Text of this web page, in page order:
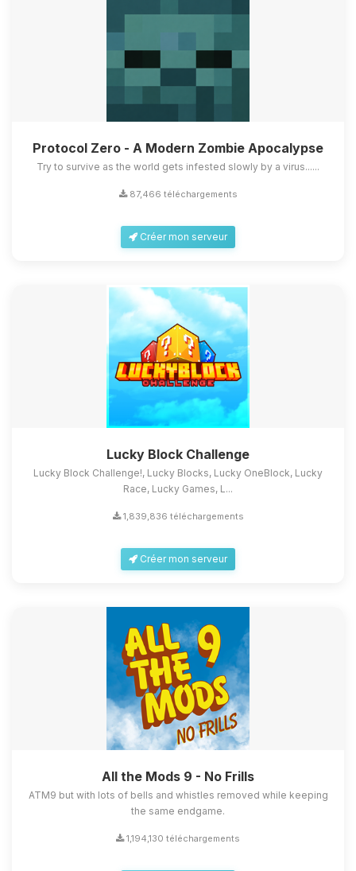
Protocol Zero - A Modern Zombie Apocalypse
Try to survive as the world gets infested slowly by a virus......
87,466 téléchargements
Créer mon serveur
Lucky Block Challenge
Lucky Block Challenge!, Lucky Blocks, Lucky OneBlock, Lucky
Race, Lucky Games, L...
1,839,836 téléchargements
Créer mon serveur
All the Mods 9 - No Frills
ATM9 but with lots of bells and whistles removed while keeping
the same endgame.
1,194,130 téléchargements